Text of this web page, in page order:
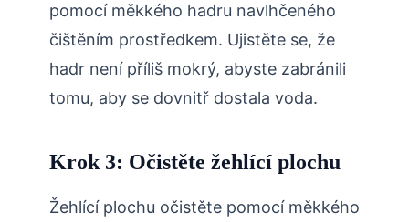
pomocí měkkého hadru navlhčeného
čištěním prostředkem. Ujistěte se, že
hadr není příliš mokrý, abyste zabránili
tomu, aby se dovnitř dostala voda.
Krok 3: Očistěte žehlící plochu
Žehlící plochu očistěte pomocí měkkého